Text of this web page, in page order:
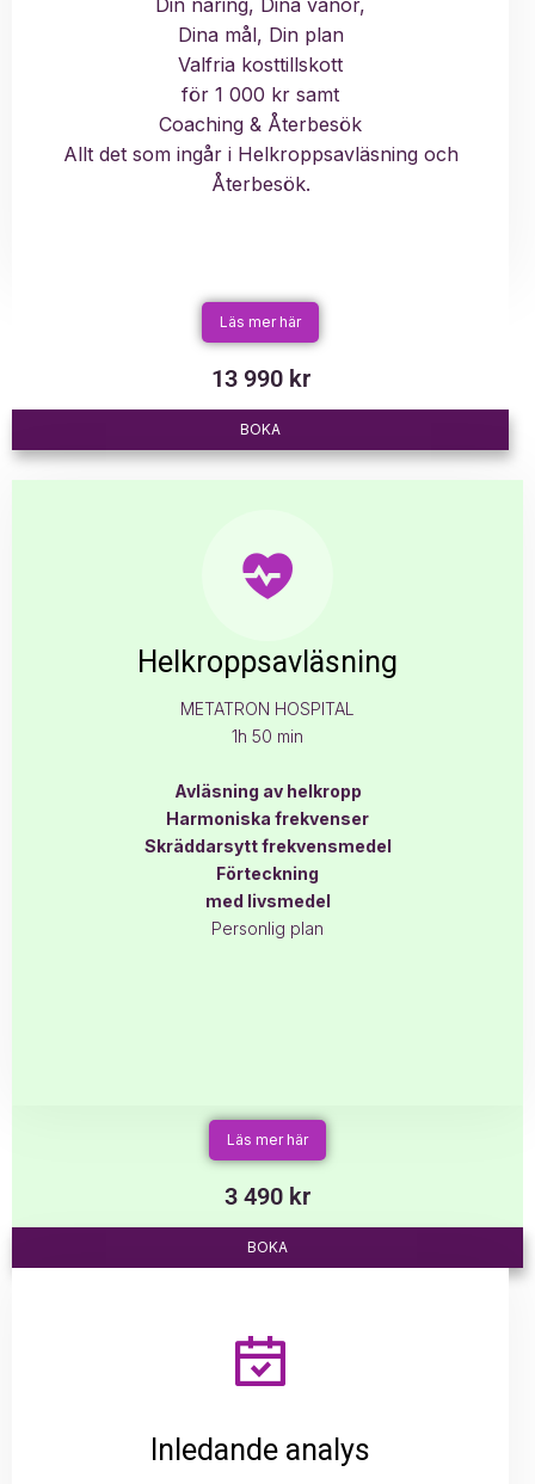
Dina mål, Din plan
Valfria kosttillskott
för 1 000 kr samt
Coaching & Återbesök
Allt det som ingår i Helkroppsavläsning och
Återbesök.
Läs mer här
13 990 kr
BOKA
Helkroppsavläsning
METATRON HOSPITAL
1h 50 min
Avläsning av helkropp
Harmoniska frekvenser
Skräddarsytt frekvensmedel
Förteckning
med livsmedel
Personlig plan
Läs mer här
3 490 kr
BOKA
Inledande analys